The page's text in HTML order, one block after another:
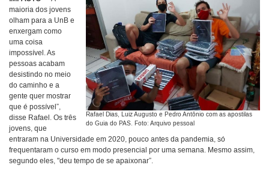
Rafael Dias, Luiz Augusto e Pedro Antônio com as apostilas
do Guia do PAS. Foto: Arquivo pessoal
maioria dos jovens
olham para a UnB e
enxergam como
uma coisa
impossível. As
pessoas acabam
desistindo no meio
do caminho e a
gente quer mostrar
que é possível”,
disse Rafael. Os três
jovens, que
entraram na Universidade em 2020, pouco antes da pandemia, só
frequentaram o curso em modo presencial por uma semana. Mesmo assim,
segundo eles, "deu tempo de se apaixonar”.